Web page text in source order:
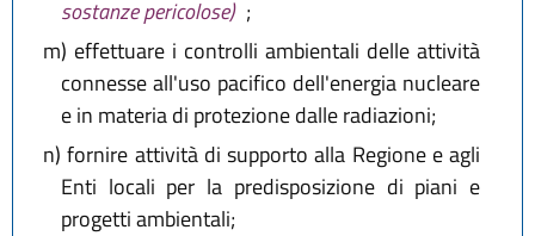
sostanze pericolose) ;
m) effettuare i controlli ambientali delle attività
connesse all'uso pacifico dell'energia nucleare
e in materia di protezione dalle radiazioni;
n) fornire attività di supporto alla Regione e agli
Enti locali per la predisposizione di piani e
progetti ambientali;